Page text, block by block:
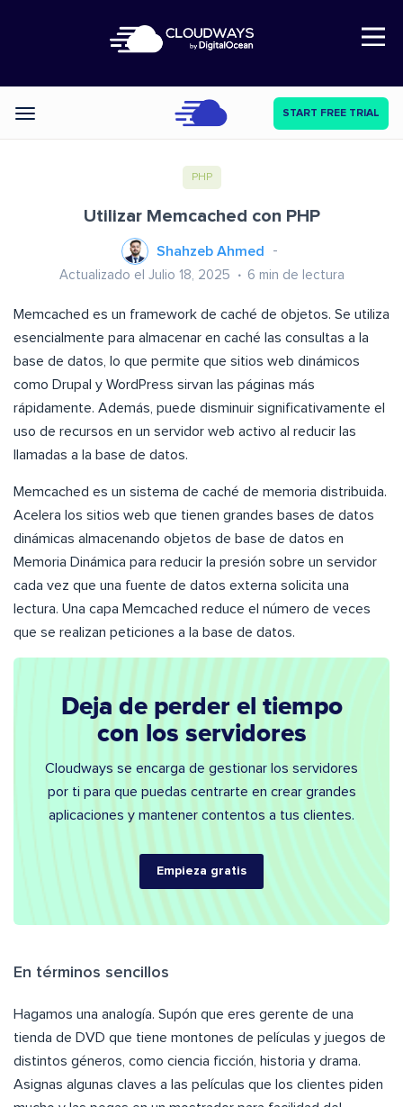
Open Nav
Categories START FREE TRIAL
PHP
Utilizar Memcached con PHP
Shahzeb Ahmed
Actualizado el Julio 18, 2025 6 min de lectura
Memcached es un framework de caché de objetos. Se utiliza
esencialmente para almacenar en caché las consultas a la
base de datos, lo que permite que sitios web dinámicos
como Drupal y WordPress sirvan las páginas más
rápidamente. Además, puede disminuir significativamente el
uso de recursos en un servidor web activo al reducir las
llamadas a la base de datos.
Memcached es un sistema de caché de memoria distribuida.
Acelera los sitios web que tienen grandes bases de datos
dinámicas almacenando objetos de base de datos en
Memoria Dinámica para reducir la presión sobre un servidor
cada vez que una fuente de datos externa solicita una
lectura. Una capa Memcached reduce el número de veces
que se realizan peticiones a la base de datos.
Deja de perder el tiempo
con los servidores
Cloudways se encarga de gestionar los servidores
por ti para que puedas centrarte en crear grandes
aplicaciones y mantener contentos a tus clientes.
Empieza gratis
En términos sencillos
Hagamos una analogía. Supón que eres gerente de una
tienda de DVD que tiene montones de películas y juegos de
distintos géneros, como ciencia ficción, historia y drama.
Asignas algunas claves a las películas que los clientes piden